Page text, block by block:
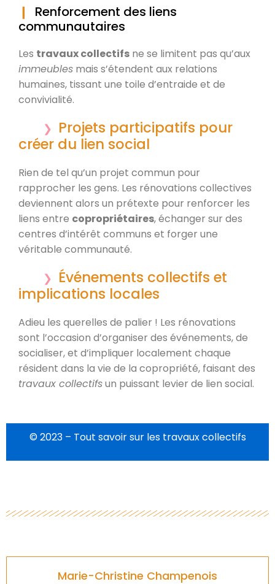
Renforcement des liens
communautaires
Les travaux collectifs ne se limitent pas qu’aux
immeubles mais s’étendent aux relations
humaines, tissant une toile d’entraide et de
convivialité.
Projets participatifs pour
créer du lien social
Rien de tel qu’un projet commun pour
rapprocher les gens. Les rénovations collectives
deviennent alors un prétexte pour renforcer les
liens entre copropriétaires, échanger sur des
centres d’intérêt communs et forger une
véritable communauté.
Événements collectifs et
implications locales
Adieu les querelles de palier ! Les rénovations
sont l’occasion d’organiser des événements, de
socialiser, et d’impliquer localement chaque
résident dans la vie de la copropriété, faisant des
travaux collectifsun puissant levier de lien social.
© 2023 – Tout savoir sur les travaux collectifs
Marie-Christine Champenois